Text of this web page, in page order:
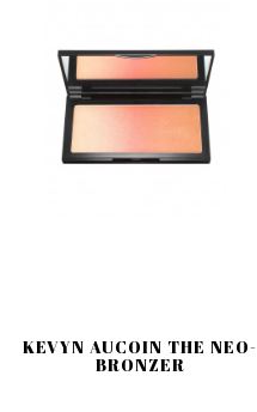
KEVYN AUCOIN THE NEO-
BRONZER